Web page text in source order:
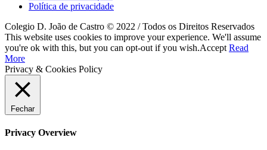
Política de privacidade
Colegio D. João de Castro © 2022 / Todos os Direitos Reservados
This website uses cookies to improve your experience. We'll assume
you're ok with this, but you can opt-out if you wish.Accept Read
More
Privacy & Cookies Policy
Fechar
Privacy Overview